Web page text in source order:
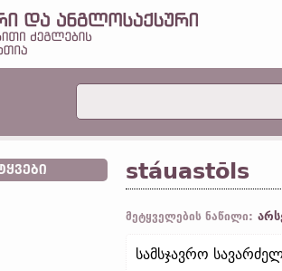
stáuastōls
მეტყველების ნაწილი:
სამსჯავრო